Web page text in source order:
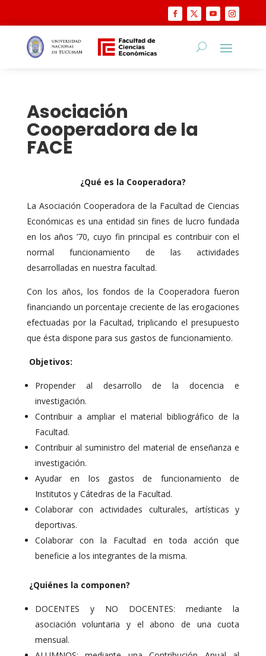
Asociación
Cooperadora de la
FACE
¿Qué es la Cooperadora?
La Asociación Cooperadora de la Facultad de Ciencias
Económicas es una entidad sin fines de lucro fundada
en los años ’70, cuyo fin principal es contribuir con el
normal funcionamiento de las actividades
desarrolladas en nuestra facultad.
Con los años, los fondos de la Cooperadora fueron
financiando un porcentaje creciente de las erogaciones
efectuadas por la Facultad, triplicando el presupuesto
que ésta dispone para sus gastos de funcionamiento.
Objetivos:
Propender al desarrollo de la docencia e
investigación.
Contribuir a ampliar el material bibliográfico de la
Facultad.
Contribuir al suministro del material de enseñanza e
investigación.
Ayudar en los gastos de funcionamiento de
Institutos y Cátedras de la Facultad.
Colaborar con actividades culturales, artísticas y
deportivas.
Colaborar con la Facultad en toda acción que
beneficie a los integrantes de la misma.
¿Quiénes la componen?
DOCENTES y NO DOCENTES: mediante la
asociación voluntaria y el abono de una cuota
mensual.